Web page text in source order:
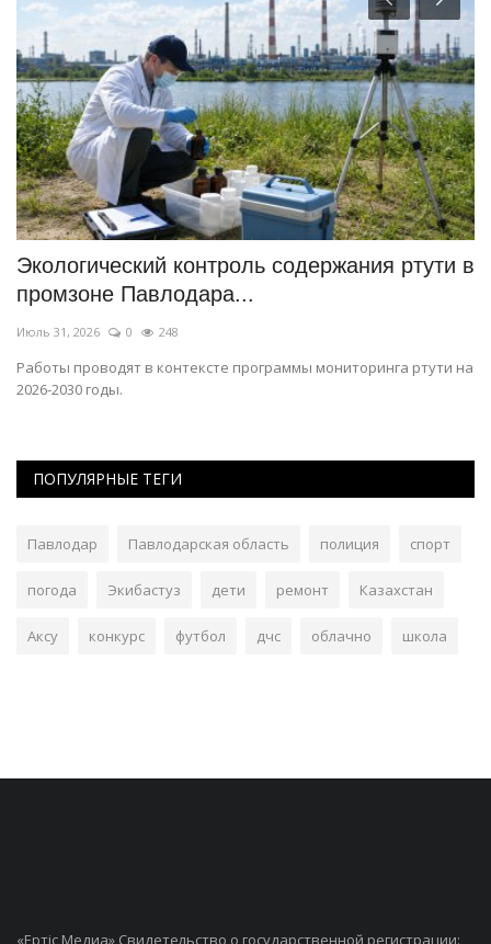
Экологический контроль содержания ртути в
промзоне Павлодара...
Июль 31, 2026 0 248
Работы проводят в контексте программы мониторинга ртути на
2026-2030 годы.
ПОПУЛЯРНЫЕ ТЕГИ
Павлодар Павлодарская область полиция спорт
погода Экибастуз дети ремонт Казахстан
Аксу конкурс футбол дчс облачно школа
«Ертiс Медиа» Свидетельство о государственной регистрации: